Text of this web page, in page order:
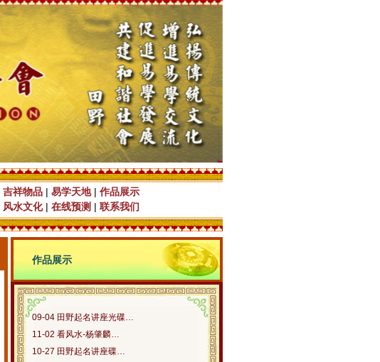
吉祥物品 | 易学天地| 作品展示
风水文化| 在线预测 | 联系我们
作品展示
09-04 田野起名讲座光碟…
11-02 看风水-杨肇麟…
10-27 田野起名讲座碟…